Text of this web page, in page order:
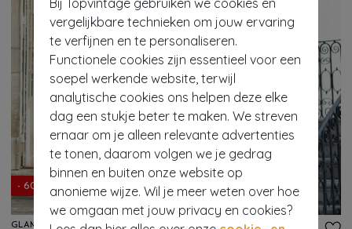
Bij Topvintage gebruiken we cookies en
vergelijkbare technieken om jouw ervaring
te verfijnen en te personaliseren.
Functionele cookies zijn essentieel voor een
soepel werkende website, terwijl
analytische cookies ons helpen deze elke
dag een stukje beter te maken. We streven
ernaar om je alleen relevante advertenties
te tonen, daarom volgen we je gedrag
binnen en buiten onze website op
anonieme wijze. Wil je meer weten over hoe
we omgaan met jouw privacy en cookies?
- 60%
GLAMOUR BUNNY BUSINESS BABE
- 60%